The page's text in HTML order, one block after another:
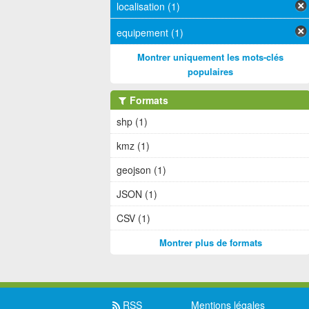
localisation (1)
equipement (1)
Montrer uniquement les mots-clés
populaires
Formats
shp (1)
kmz (1)
geojson (1)
JSON (1)
CSV (1)
Montrer plus de formats
RSS Mentions légales